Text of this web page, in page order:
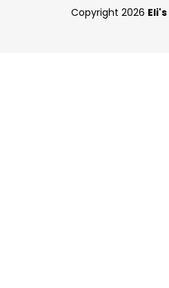
Copyright 2026